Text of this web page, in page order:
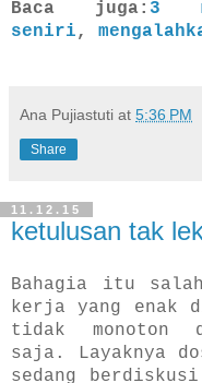
Baca juga: 3
seniri,
Ana Pujiastuti at 5:36 PM
Share
11.12.15
ketulusan tak
Bahagia itu salah
kerja yang enak
tidak monoton
saja. Layaknya
sedang